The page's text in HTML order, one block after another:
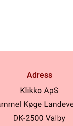
Adress